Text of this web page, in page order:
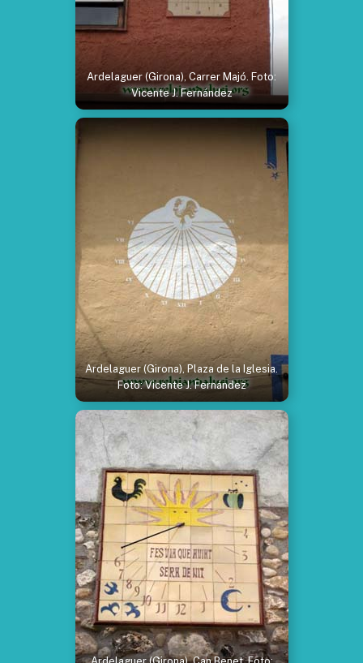
Ardelaguer (Girona), Carrer Majó. Foto:
Vicente J. Fernández
Ardelaguer (Girona), Plaza de la Iglesia.
Foto: Vicente J. Fernández